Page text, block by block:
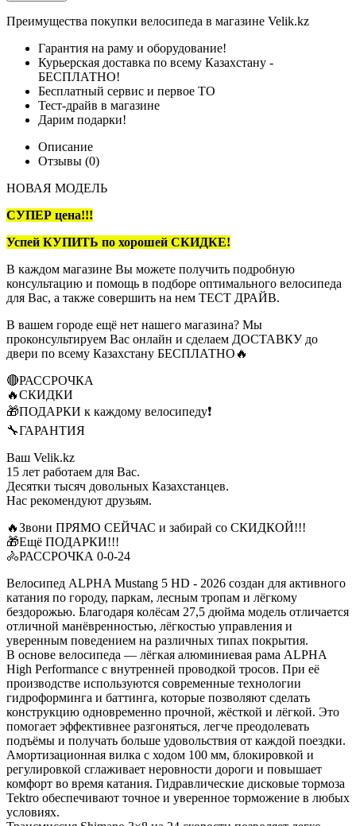
Преимущества покупки велосипеда в магазине Velik.kz
Гарантия на раму и оборудование!
Курьерская доставка по всему Казахстану -
БЕСПЛАТНО!
Бесплатный сервис и первое ТО
Тест-драйв в магазине
Дарим подарки!
Описание
Отзывы (0)
НОВАЯ МОДЕЛЬ
СУПЕР цена!!!
Успей КУПИТЬ по хорошей СКИДКЕ!
В каждом магазине Вы можете получить подробную
консультацию и помощь в подборе оптимального велосипеда
для Вас, а также совершить на нем ТЕСТ ДРАЙВ.
В вашем городе ещё нет нашего магазина? Мы
проконсультируем Вас онлайн и сделаем ДОСТАВКУ до
двери по всему Казахстану БЕСПЛАТНО🔥
🔴РАССРОЧКА
🔥СКИДКИ
🎁ПОДАРКИ к каждому велосипеду❗
🔧ГАРАНТИЯ
Ваш Velik.kz
15 лет работаем для Вас.
Десятки тысяч довольных Казахстанцев.
Нас рекомендуют друзьям.
🔥Звони ПРЯМО СЕЙЧАС и забирай со СКИДКОЙ!!!
🎁Ещё ПОДАРКИ!!!
🚴РАССРОЧКА 0-0-24
Велосипед ALPHA Mustang 5 HD - 2026 создан для активного
катания по городу, паркам, лесным тропам и лёгкому
бездорожью. Благодаря колёсам 27,5 дюйма модель отличается
отличной манёвренностью, лёгкостью управления и
уверенным поведением на различных типах покрытия.
В основе велосипеда — лёгкая алюминиевая рама ALPHA
High Performance с внутренней проводкой тросов. При её
производстве используются современные технологии
гидроформинга и баттинга, которые позволяют сделать
конструкцию одновременно прочной, жёсткой и лёгкой. Это
помогает эффективнее разгоняться, легче преодолевать
подъёмы и получать больше удовольствия от каждой поездки.
Амортизационная вилка с ходом 100 мм, блокировкой и
регулировкой сглаживает неровности дороги и повышает
комфорт во время катания. Гидравлические дисковые тормоза
Tektro обеспечивают точное и уверенное торможение в любых
условиях.